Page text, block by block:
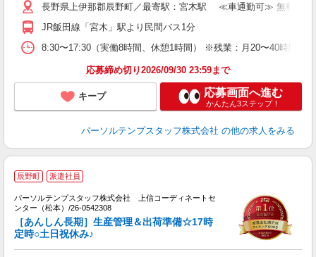
長野県上伊那郡辰野町／最寄駅：宮木駅 ≪車通勤可≫ 無料駐
JR飯田線「宮木」駅より民間バス1分
8:30〜17:30（実働8時間、休憩1時間） ※残業：月20〜40時間程
応募締め切り2026/09/30 23:59まで
キープ 応募画面へ進む
かんたん3ステップ！
パーソルテンプスタッフ株式会社 の他の求人をみる
辰野町 派遣社員
パーソルテンプスタッフ株式会社 上信コーディネートセ
ンター（松本）/26-0542308
［あんしん長期］生産管理＆出荷準備☆17時
定時○土日祝休み♪